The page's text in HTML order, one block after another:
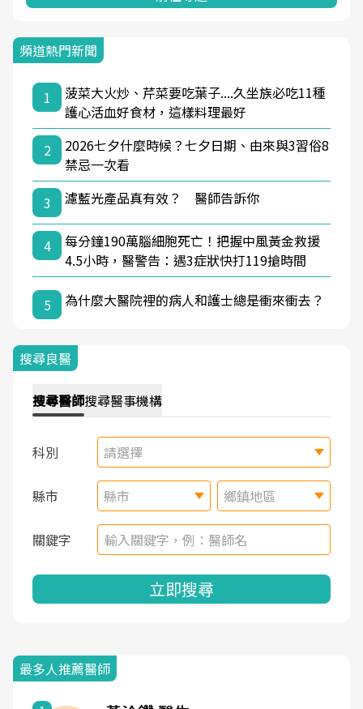
頻道熱門新聞
1
菠菜大火炒、芹菜要吃葉子....久坐族必吃11種
護心活血好食材，這樣料理最好
2
2026七夕什麼時候？七夕日期、由來與3習俗8
禁忌一次看
3
濾藍光產品真有效？ 醫師告訴你
4
每分鐘190萬腦細胞死亡！把握中風黃金救援
4.5小時，醫警告：遇3症狀快打119搶時間
5 為什麼大醫院裡的病人和護士總是衝來衝去？
搜尋良醫
搜尋醫師搜尋醫事機構
科別 請選擇
縣市 縣市 鄉鎮地區
關鍵字
立即搜尋
最多人推薦醫師